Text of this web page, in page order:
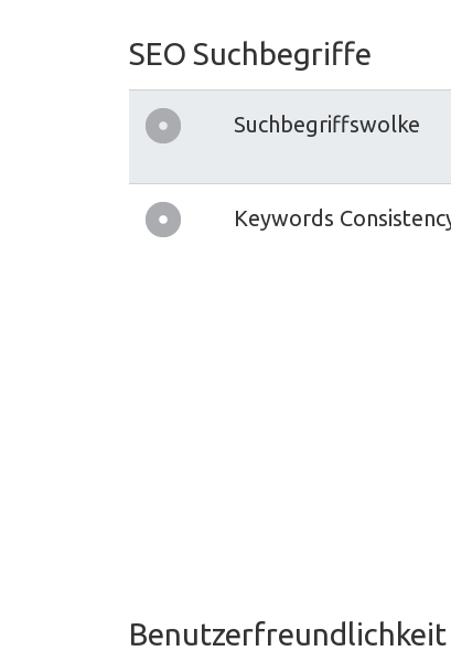
SEO Suchbegriffe
Suchbegriffswolke
Keywords
Benutzerfreundlichkeit